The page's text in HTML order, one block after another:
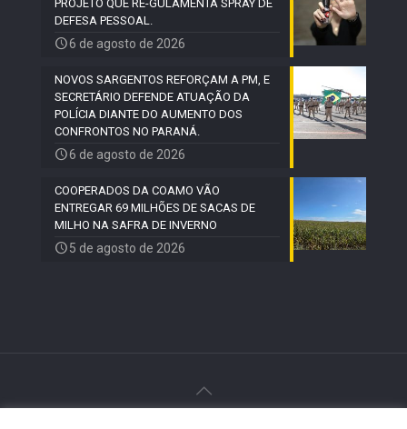
PROJETO QUE RE-GULAMENTA SPRAY DE
DEFESA PESSOAL.
6 de agosto de 2026
NOVOS SARGENTOS REFORÇAM A PM, E
SECRETÁRIO DEFENDE ATUAÇÃO DA
POLÍCIA DIANTE DO AUMENTO DOS
CONFRONTOS NO PARANÁ.
6 de agosto de 2026
COOPERADOS DA COAMO VÃO
ENTREGAR 69 MILHÕES DE SACAS DE
MILHO NA SAFRA DE INVERNO
5 de agosto de 2026